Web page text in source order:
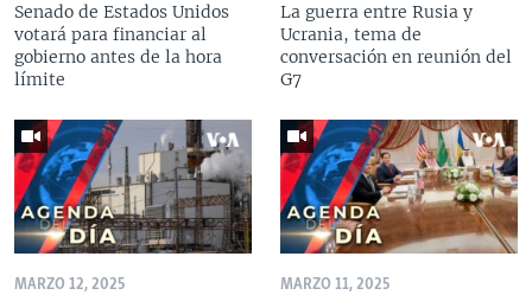
Senado de Estados Unidos
votará para financiar al
gobierno antes de la hora
límite
La guerra entre Rusia y
Ucrania, tema de
conversación en reunión del
G7
MARZO 12, 2025 MARZO 11, 2025